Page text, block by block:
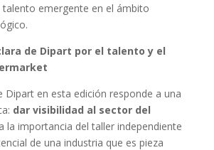
emergente en el ámbito
de Dipart por el talento y el
Dipart en esta edición responde a una
dar visibilidad al sector del
la importancia del taller independiente
de una industria que es pieza